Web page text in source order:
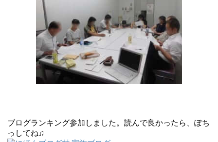
ブログランキング参加しました。読んで良かったら、ぽち
っしてね♫